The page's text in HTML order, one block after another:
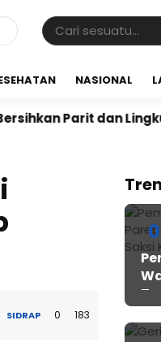
NASIONAL
dan Lingkungan
SIDRAP 0 183